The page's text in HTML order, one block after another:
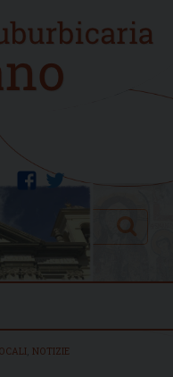
twitter
facebook
Search
NOTIZIE